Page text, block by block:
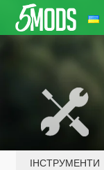
ІНСТРУМЕНТИ